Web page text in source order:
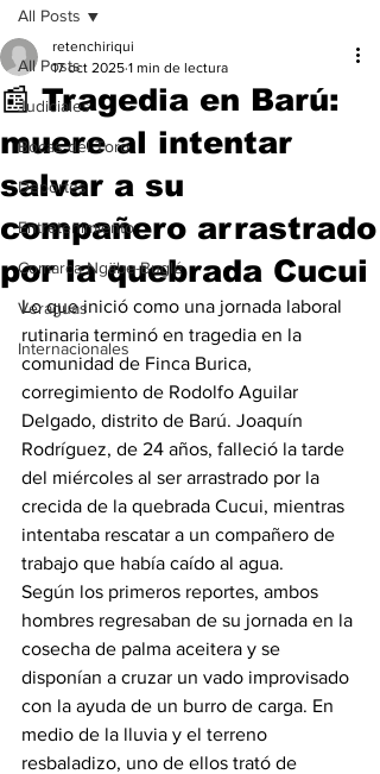
All Posts
Judiciales
Bocas del Toro
Deportes
Entretenimiento
Comarca Ngäbe-Buglé
Veraguas
Internacionales
All Posts
📰 Tragedia en Barú:
muere al intentar
salvar a su
compañero arrastrado
por la quebrada Cucui
retenchiriqui
17 oct 2025 1 min de lectura
Lo que inició como una jornada laboral
rutinaria terminó en tragedia en la
comunidad de Finca Burica,
corregimiento de Rodolfo Aguilar
Delgado, distrito de Barú. Joaquín
Rodríguez, de 24 años, falleció la tarde
del miércoles al ser arrastrado por la
crecida de la quebrada Cucui, mientras
intentaba rescatar a un compañero de
trabajo que había caído al agua.
Según los primeros reportes, ambos
hombres regresaban de su jornada en la
cosecha de palma aceitera y se
disponían a cruzar un vado improvisado
con la ayuda de un burro de carga. En
medio de la lluvia y el terreno
resbaladizo, uno de ellos trató de